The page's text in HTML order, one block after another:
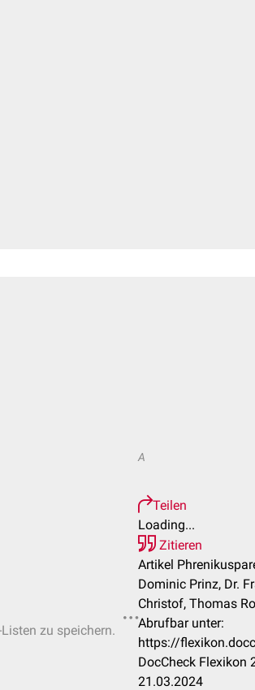
zu speichern.
A
Teilen
Loading...
Zitieren
Artikel
Dominic Prinz, Dr.
Christof, Thomas
Abrufbar unter:
https://
DocCheck Flexikon
21.03.2024